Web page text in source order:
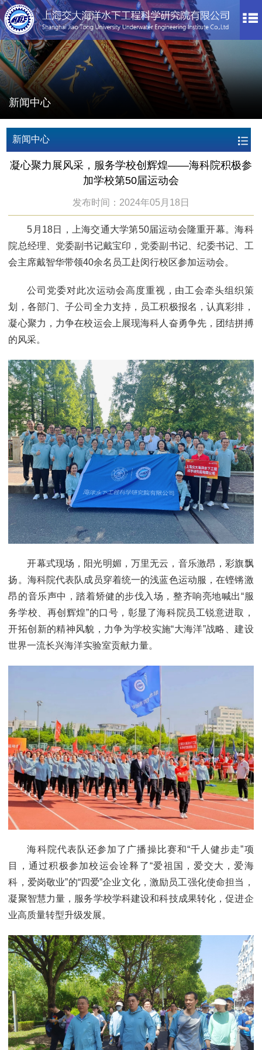
新闻中心
新闻中心
凝心聚力展风采，服务学校创辉煌——海科院积极参
加学校第50届运动会
发布时间：2024年05月18日
5月18日，上海交通大学第50届运动会隆重开幕。海科
院总经理、党委副书记戴宝印，党委副书记、纪委书记、工
会主席戴智华带领40余名员工赴闵行校区参加运动会。
公司党委对此次运动会高度重视，由工会牵头组织策
划，各部门、子公司全力支持，员工积极报名，认真彩排，
凝心聚力，力争在校运会上展现海科人奋勇争先，团结拼搏
的风采。
开幕式现场，阳光明媚，万里无云，音乐激昂，彩旗飘
扬。海科院代表队成员穿着统一的浅蓝色运动服，在铿锵激
昂的音乐声中，踏着矫健的步伐入场，整齐响亮地喊出“服
务学校、再创辉煌”的口号，彰显了海科院员工锐意进取，
开拓创新的精神风貌，力争为学校实施“大海洋”战略、建设
世界一流长兴海洋实验室贡献力量。
海科院代表队还参加了广播操比赛和“千人健步走”项
目，通过积极参加校运会诠释了“爱祖国，爱交大，爱海
科，爱岗敬业”的“四爱”企业文化，激励员工强化使命担当，
凝聚智慧力量，服务学校学科建设和科技成果转化，促进企
业高质量转型升级发展。